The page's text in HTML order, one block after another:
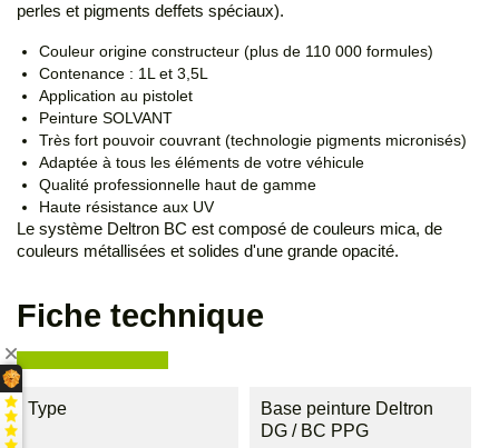
perles et pigments deffets spéciaux).
Couleur origine constructeur (plus de 110 000 formules)
Contenance : 1L et 3,5L
Application au pistolet
Peinture SOLVANT
Très fort pouvoir couvrant (technologie pigments micronisés)
Adaptée à tous les éléments de votre véhicule
Qualité professionnelle haut de gamme
Haute résistance aux UV
Le système Deltron BC est composé de couleurs mica, de
couleurs métallisées et solides d'une grande opacité.
Fiche technique
Type
Base peinture Deltron
DG / BC PPG